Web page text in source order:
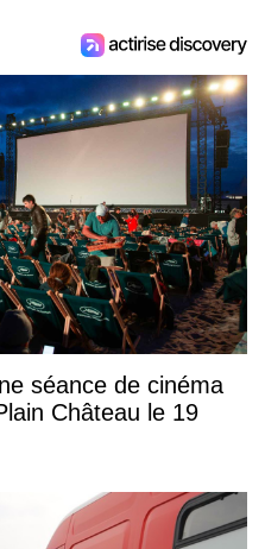
séance de cinéma
Château le 19